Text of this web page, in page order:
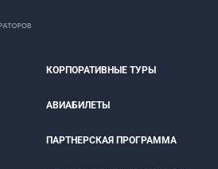
КОРПОРАТИВНЫЕ ТУРЫ
АВИАБИЛЕТЫ
ПАРТНЕРСКАЯ ПРОГРАММА